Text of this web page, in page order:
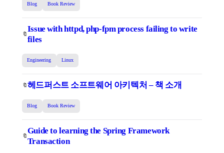
Blog Book Review
🔖
Issue with httpd, php-fpm process failing to write
files
Engineering Linux
🔖헤드퍼스트 소프트웨어 아키텍처 – 책 소개
Blog Book Review
🔖
Guide to learning the Spring Framework
Transaction